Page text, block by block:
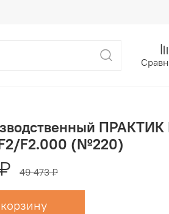
ПРАКТИК
F2.000 (№220)
49 473 ₽